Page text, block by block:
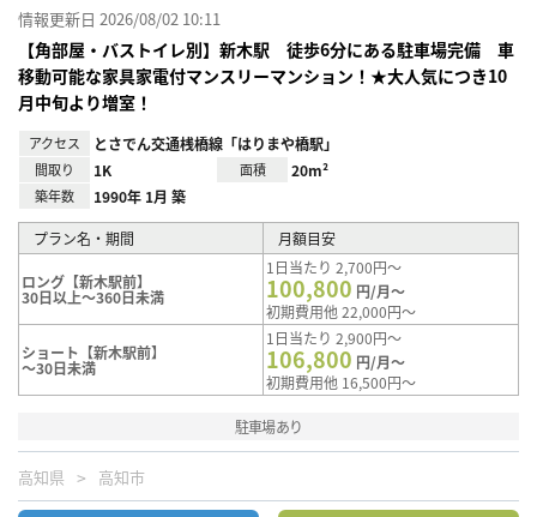
情報更新日 2026/08/02 10:11
【角部屋・バストイレ別】新木駅 徒歩6分にある駐車場完備 車
移動可能な家具家電付マンスリーマンション！★大人気につき10
月中旬より増室！
アクセス とさでん交通桟橋線「はりまや橋駅」
間取り 1K 面積 20m²
築年数 1990年 1月 築
プラン名・期間 月額目安
ロング【新木駅前】
30日以上～360日未満
1日当たり 2,700円～
100,800 円/月～
初期費用他 22,000円～
ショート【新木駅前】
～30日未満
1日当たり 2,900円～
106,800 円/月～
初期費用他 16,500円～
駐車場あり
高知県 高知市